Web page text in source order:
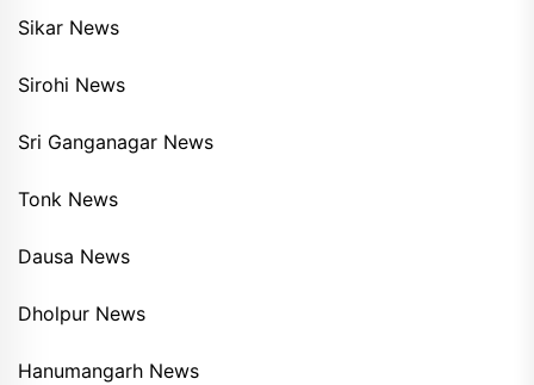
Sikar News
Sirohi News
Sri Ganganagar News
Tonk News
Dausa News
Dholpur News
Hanumangarh News